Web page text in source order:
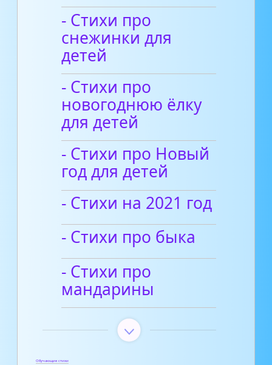
- Стихи про
снежинки для
детей
- Стихи про
новогоднюю ёлку
для детей
- Стихи про Новый
год для детей
- Стихи на 2021 год
- Cтихи про быка
- Стихи про
мандарины
Обучающие стихи